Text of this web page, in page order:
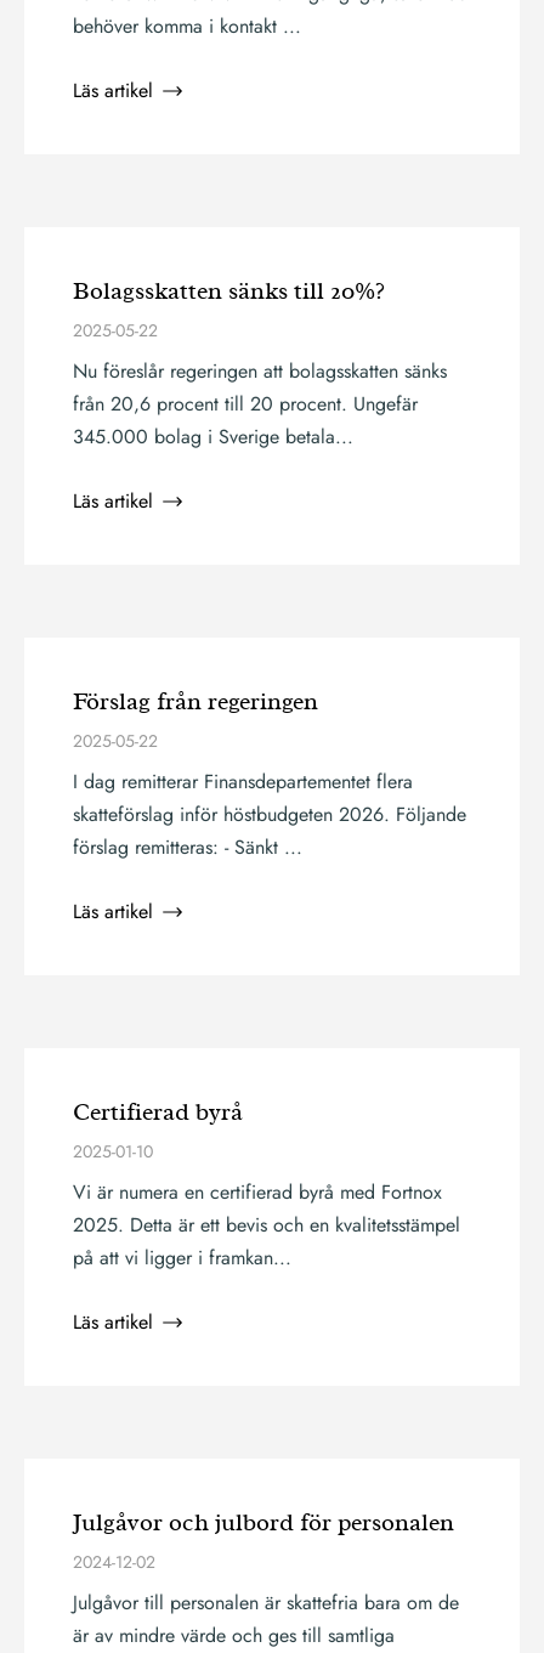
behöver komma i kontakt ...
Läs artikel
Bolagsskatten sänks till 20%?
2025-05-22
Nu föreslår regeringen att bolagsskatten sänks
från 20,6 procent till 20 procent. Ungefär
345.000 bolag i Sverige betala...
Läs artikel
Förslag från regeringen
2025-05-22
I dag remitterar Finansdepartementet flera
skatteförslag inför höstbudgeten 2026. Följande
förslag remitteras: - Sänkt ...
Läs artikel
Certifierad byrå
2025-01-10
Vi är numera en certifierad byrå med Fortnox
2025. Detta är ett bevis och en kvalitetsstämpel
på att vi ligger i framkan...
Läs artikel
Julgåvor och julbord för personalen
2024-12-02
Julgåvor till personalen är skattefria bara om de
är av mindre värde och ges till samtliga